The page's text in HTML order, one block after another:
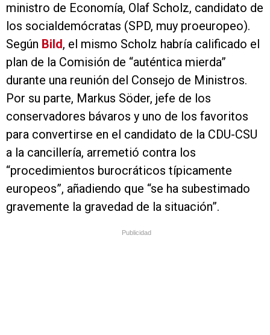
ministro de Economía, Olaf Scholz, candidato de
los socialdemócratas (SPD, muy proeuropeo).
Según Bild, el mismo Scholz habría calificado el
plan de la Comisión de “auténtica mierda”
durante una reunión del Consejo de Ministros.
Por su parte, Markus Söder, jefe de los
conservadores bávaros y uno de los favoritos
para convertirse en el candidato de la CDU-CSU
a la cancillería, arremetió contra los
“procedimientos burocráticos típicamente
europeos”, añadiendo que “se ha subestimado
gravemente la gravedad de la situación”.
Publicidad